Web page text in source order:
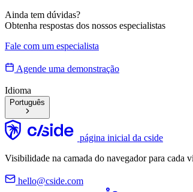
Ainda tem dúvidas?
Obtenha respostas dos nossos especialistas
Fale com um especialista
Agende uma demonstração
Idioma
Português
página inicial da cside
Visibilidade na camada do navegador para cada
hello@cside.com